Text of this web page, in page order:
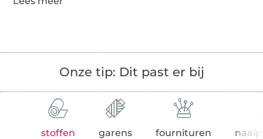
Onze tip: Dit past er bij
stoffen garens fournituren